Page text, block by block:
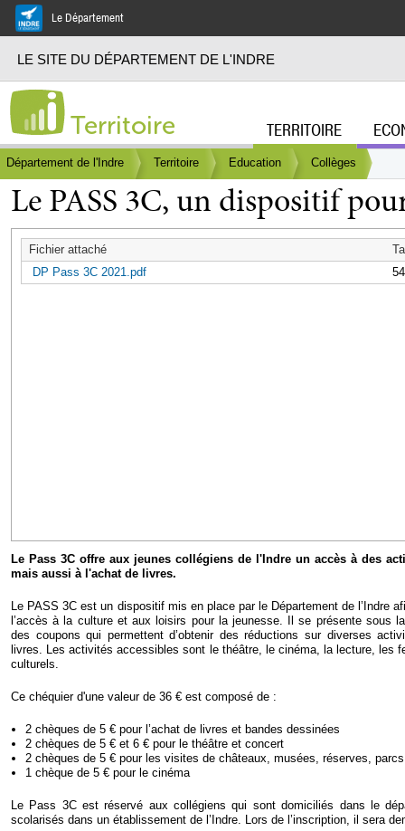
principal
Le Département
LE SITE DU DÉPARTEMENT DE L'INDRE
Territoire Menu
TERRITOIRE
Vous êtes ici
Département de l'Indre Territoire Education Collèges
Le PASS 3C, un dispositif
Fichier attaché
DP Pass 3C 2021.pdf
Le Pass 3C offre aux jeunes collégiens de l'Indre un accès à des
mais aussi à l'achat de livres.
Le PASS 3C est un dispositif mis en place par le Département de l’Indre
l’accès à la culture et aux loisirs pour la jeunesse. Il se présente sous
des coupons qui permettent d’obtenir des réductions sur diverses
livres. Les activités accessibles sont le théâtre, le cinéma, la lecture, les
culturels.
Ce chéquier d'une valeur de 36 € est composé de :
2 chèques de 5 € pour l’achat de livres et bandes dessinées
2 chèques de 5 € et 6 € pour le théâtre et concert
2 chèques de 5 € pour les visites de châteaux, musées, réserves,
1 chèque de 5 € pour le cinéma
Le Pass 3C est réservé aux collégiens qui sont domiciliés dans le
scolarisés dans un établissement de l’Indre. Lors de l’inscription, il sera